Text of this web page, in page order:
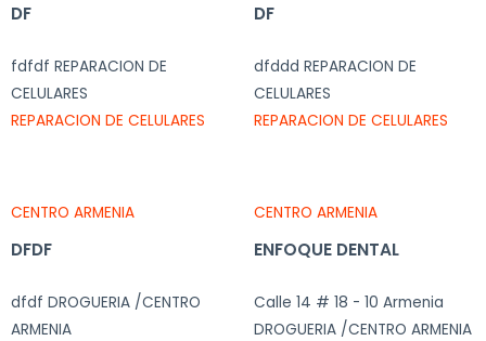
DF
fdfdf REPARACION DE
CELULARES
REPARACION DE CELULARES
DF
dfddd REPARACION DE
CELULARES
REPARACION DE CELULARES
CENTRO ARMENIA
DFDF
dfdf DROGUERIA /CENTRO
ARMENIA
CENTRO ARMENIA
ENFOQUE DENTAL
Calle 14 # 18 - 10 Armenia
DROGUERIA /CENTRO ARMENIA